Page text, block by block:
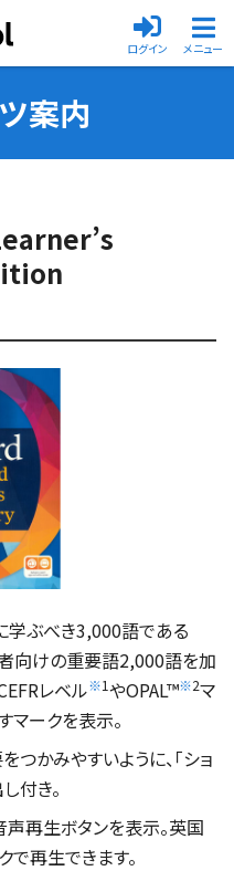
メニュー
ログイン
案内
ぶべき3,000語である
向けの重要語2,000語を加
レベル※1やOPAL™※2マ
マークを表示。
かみやすいように、「ショ
付き。
再生ボタンを表示。英国
再生できます。